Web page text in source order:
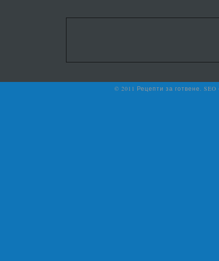
© 2011 Рецепти за готвене.